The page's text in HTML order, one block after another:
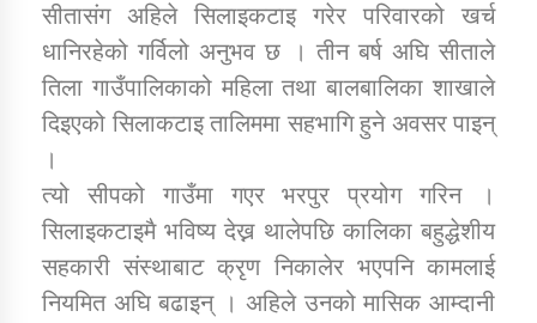
कार्यक्रम कार्यान्वयन एकाई जुम्लाको सुचना
कर्णाली प्राविधि शिक्षालय जुम्लाको सुचना
सीतासंग अहिले सिलाइकटाइ गरेर परिवारको खर्च
धानिरहेको गर्विलो अनुभव छ । तीन बर्ष अघि सीताले
तिला गाउँपालिकाको महिला तथा बालबालिका शाखाले
दिइएको सिलाकटाइ तालिममा सहभागि हुने अवसर पाइन्
।
त्यो सीपको गाउँमा गएर भरपुर प्रयोग गरिन ।
सिलाइकटाइमै भविष्य देख्न थालेपछि कालिका बहुद्धेशीय
सहकारी संस्थाबाट क्रृण निकालेर भएपनि कामलाई
नियमित अघि बढाइन् । अहिले उनको मासिक आम्दानी